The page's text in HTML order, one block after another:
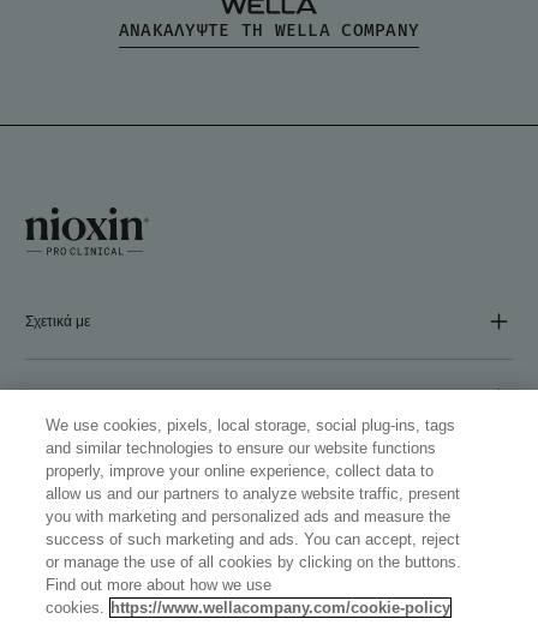
ΑΝΑΚΑΛΥΨΤΕ ΤΗ WELLA COMPANY
Σχετικά με
Ακολουθήστε μας
We use cookies, pixels, local storage, social plug-ins, tags
and similar technologies to ensure our website functions
properly, improve your online experience, collect data to
allow us and our partners to analyze website traffic, present
you with marketing and personalized ads and measure the
success of such marketing and ads. You can accept, reject
or manage the use of all cookies by clicking on the buttons.
Find out more about how we use
cookies. https://www.wellacompany.com/cookie-policy